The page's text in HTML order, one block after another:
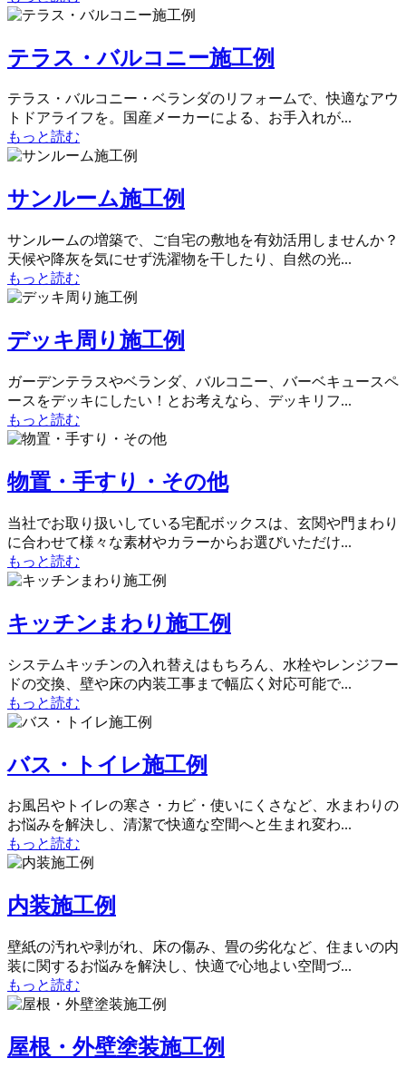
テラス・バルコニー施工例
テラス・バルコニー・ベランダのリフォームで、快適なアウ
トドアライフを。国産メーカーによる、お手入れが...
もっと読む
サンルーム施工例
サンルームの増築で、ご自宅の敷地を有効活用しませんか？
天候や降灰を気にせず洗濯物を干したり、自然の光...
もっと読む
デッキ周り施工例
ガーデンテラスやベランダ、バルコニー、バーベキュースペ
ースをデッキにしたい！とお考えなら、デッキリフ...
もっと読む
物置・手すり・その他
当社でお取り扱いしている宅配ボックスは、玄関や門まわり
に合わせて様々な素材やカラーからお選びいただけ...
もっと読む
キッチンまわり施工例
システムキッチンの入れ替えはもちろん、水栓やレンジフー
ドの交換、壁や床の内装工事まで幅広く対応可能で...
もっと読む
バス・トイレ施工例
お風呂やトイレの寒さ・カビ・使いにくさなど、水まわりの
お悩みを解決し、清潔で快適な空間へと生まれ変わ...
もっと読む
内装施工例
壁紙の汚れや剥がれ、床の傷み、畳の劣化など、住まいの内
装に関するお悩みを解決し、快適で心地よい空間づ...
もっと読む
屋根・外壁塗装施工例